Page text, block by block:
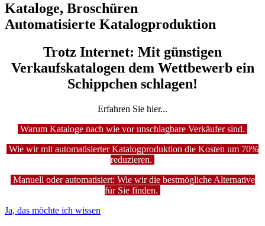
Kataloge, Broschüren
Automatisierte Katalogproduktion
Trotz Internet: Mit günstigen
Verkaufskatalogen dem Wettbewerb ein
Schippchen schlagen!
Erfahren Sie hier...
Warum Kataloge nach wie vor unschlagbare Verkäufer sind.
Wie wir mit automatisierter Katalogproduktion die Kosten um 70%
reduzieren.
Manuell oder automatisiert: Wie wir die bestmögliche Alternative
für Sie finden.
Ja, das möchte ich wissen